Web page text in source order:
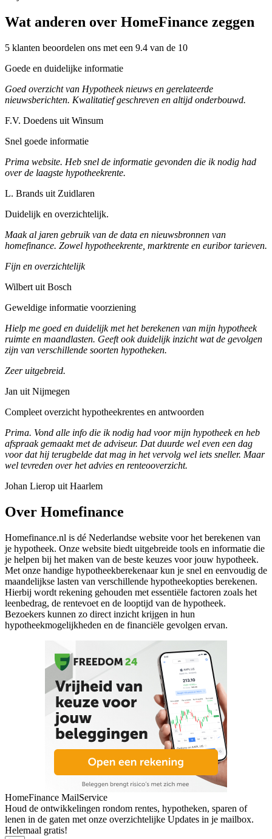
Wat anderen over HomeFinance zeggen
5 klanten beoordelen ons met een 9.4 van de 10
Goede en duidelijke informatie
Goed overzicht van Hypotheek nieuws en gerelateerde
nieuwsberichten. Kwalitatief geschreven en altijd onderbouwd.
F.V. Doedens uit Winsum
Snel goede informatie
Prima website. Heb snel de informatie gevonden die ik nodig had
over de laagste hypotheekrente.
L. Brands uit Zuidlaren
Duidelijk en overzichtelijk.
Maak al jaren gebruik van de data en nieuwsbronnen van
homefinance. Zowel hypotheekrente, marktrente en euribor tarieven.
Fijn en overzichtelijk
Wilbert uit Bosch
Geweldige informatie voorziening
Hielp me goed en duidelijk met het berekenen van mijn hypotheek
ruimte en maandlasten. Geeft ook duidelijk inzicht wat de gevolgen
zijn van verschillende soorten hypotheken.
Zeer uitgebreid.
Jan uit Nijmegen
Compleet overzicht hypotheekrentes en antwoorden
Prima. Vond alle info die ik nodig had voor mijn hypotheek en heb
afspraak gemaakt met de adviseur. Dat duurde wel even een dag
voor dat hij terugbelde dat mag in het vervolg wel iets sneller. Maar
wel tevreden over het advies en renteooverzicht.
Johan Lierop uit Haarlem
Over Homefinance
Homefinance.nl is dé Nederlandse website voor het berekenen van
je hypotheek. Onze website biedt uitgebreide tools en informatie die
je helpen bij het maken van de beste keuzes voor jouw hypotheek.
Met onze handige hypotheekberekenaar kun je snel en eenvoudig de
maandelijkse lasten van verschillende hypotheekopties berekenen.
Hierbij wordt rekening gehouden met essentiële factoren zoals het
leenbedrag, de rentevoet en de looptijd van de hypotheek.
Bezoekers kunnen zo direct inzicht krijgen in hun
hypotheekmogelijkheden en de financiële gevolgen ervan.
HomeFinance MailService
Houd de ontwikkelingen rondom rentes, hypotheken, sparen of
lenen in de gaten met onze overzichtelijke Updates in je mailbox.
Helemaal gratis!